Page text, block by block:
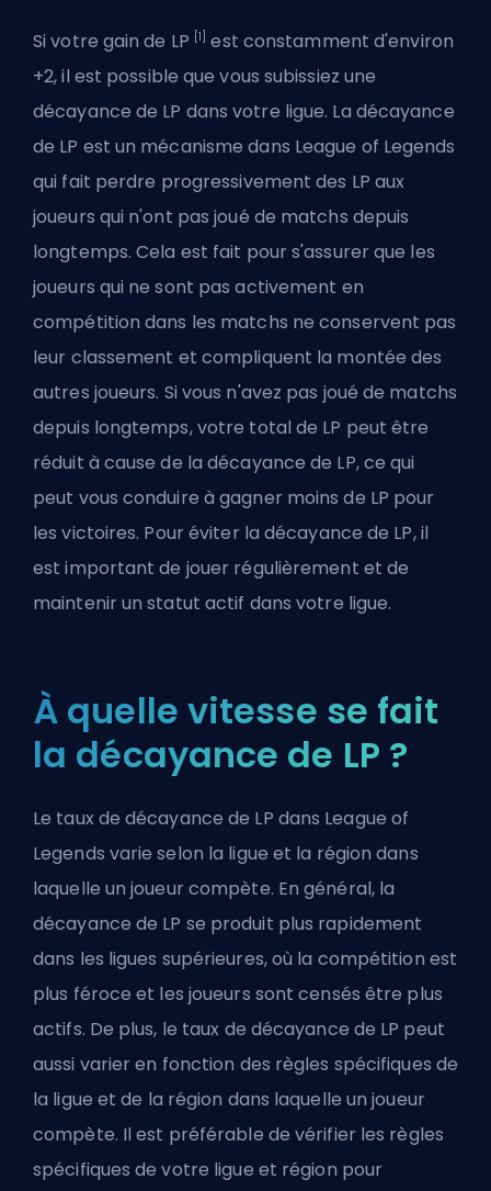
Si votre gain de LP [1] est constamment d'environ
+2, il est possible que vous subissiez une
décayance de LP dans votre ligue. La décayance
de LP est un mécanisme dans League of Legends
qui fait perdre progressivement des LP aux
joueurs qui n'ont pas joué de matchs depuis
longtemps. Cela est fait pour s'assurer que les
joueurs qui ne sont pas activement en
compétition dans les matchs ne conservent pas
leur classement et compliquent la montée des
autres joueurs. Si vous n'avez pas joué de matchs
depuis longtemps, votre total de LP peut être
réduit à cause de la décayance de LP, ce qui
peut vous conduire à gagner moins de LP pour
les victoires. Pour éviter la décayance de LP, il
est important de jouer régulièrement et de
maintenir un statut actif dans votre ligue.
À quelle vitesse se fait
la décayance de LP ?
Le taux de décayance de LP dans League of
Legends varie selon la ligue et la région dans
laquelle un joueur compète. En général, la
décayance de LP se produit plus rapidement
dans les ligues supérieures, où la compétition est
plus féroce et les joueurs sont censés être plus
actifs. De plus, le taux de décayance de LP peut
aussi varier en fonction des règles spécifiques de
la ligue et de la région dans laquelle un joueur
compète. Il est préférable de vérifier les règles
spécifiques de votre ligue et région pour